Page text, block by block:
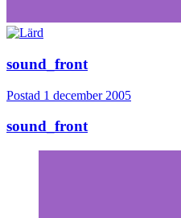
sound_front
Postad 1 december 2005
sound_front